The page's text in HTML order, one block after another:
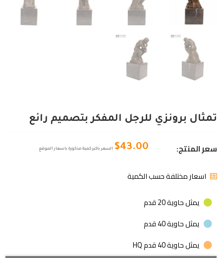
تمثال برونزي للرجل المفكر بتصميم رائع
سعر المنتج: $43.00 السعر باكبر كمية مذكورة باسعار الموقع
اسعار مختلفة حسب الكمية
يمثل حاوية 20 قدم
يمثل حاوية 40 قدم
يمثل حاوية 40 قدم HQ